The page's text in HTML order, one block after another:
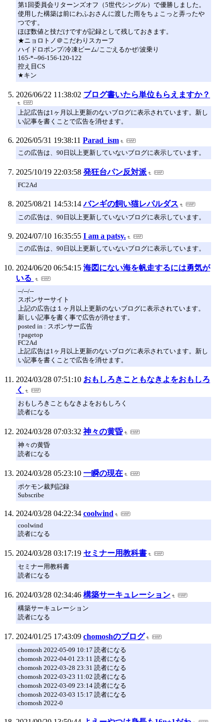
第1回委員会リターンズオフ（5世代シングル）で優勝しました。
使用した構築は前にわふおさんに渡した雨をちょこっと弄ったや
つです。
ほぼ数値と技だけですが記録として残しておきます。
★ニョロトノ＠こだわりスカーフ
ハイドロポンプ/冷凍ビーム/こごえるかぜ/波乗り
165-*--96-156-120-122
控え目CS
★キン
2026/06/22 11:38:02 ブログ書いたら単位もらえますか？
上記広告は1ヶ月以上更新のないブログに表示されています。新し
い記事を書くことで広告を消せます。
2026/05/31 19:38:11 Parad_ism
この広告は、90日以上更新していないブログに表示しています。
2025/10/19 22:03:58 発狂台パン反対派
FC2Ad
2025/08/21 14:53:14 バンギの飼い猫レパルダス
この広告は、90日以上更新していないブログに表示しています。
2024/07/10 16:35:55 I am a patsy.
この広告は、90日以上更新していないブログに表示しています。
2024/06/20 06:54:15 海図にない海を帆走するには勇気が
いる
--/--/--
スポンサーサイト
上記の広告は１ヶ月以上更新のないブログに表示されています。
新しい記事を書く事で広告が消せます。
posted in : スポンサー広告
↑pagetop
FC2Ad
上記広告は1ヶ月以上更新のないブログに表示されています。新し
い記事を書くことで広告を消せます。
2024/03/28 07:51:10 おもしろきこともなきよをおもしろ
く
おもしろきこともなきよをおもしろく
読者になる
2024/03/28 07:03:32 神々の黄昏
神々の黄昏
読者になる
2024/03/28 05:23:10 一瞬の現在
ポケモン裁判記録
Subscribe
2024/03/28 04:22:34 coolwind
coolwind
読者になる
2024/03/28 03:17:19 セミナー用教科書
セミナー用教科書
読者になる
2024/03/28 02:34:46 構築サーキュレーション
構築サーキュレーション
読者になる
2024/01/25 17:43:09 chomoshのブログ
chomosh 2022-05-09 10:17 読者になる
chomosh 2022-04-01 23:11 読者になる
chomosh 2022-03-28 23:31 読者になる
chomosh 2022-03-23 11:02 読者になる
chomosh 2022-03-09 23:14 読者になる
chomosh 2022-03-03 15:17 読者になる
chomosh 2022-0